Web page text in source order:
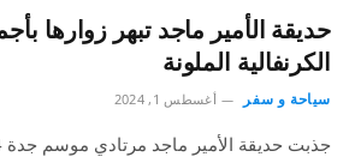
حديقة الأمير ماجد تبهر زوارها
الكرنفالية الملونة
سياحة و سفر أغسطس 1, 2024